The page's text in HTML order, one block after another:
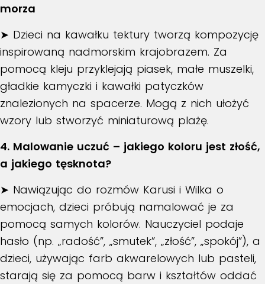
morza
➤ Dzieci na kawałku tektury tworzą kompozycję
inspirowaną nadmorskim krajobrazem. Za
pomocą kleju przyklejają piasek, małe muszelki,
gładkie kamyczki i kawałki patyczków
znalezionych na spacerze. Mogą z nich ułożyć
wzory lub stworzyć miniaturową plażę.
4. Malowanie uczuć – jakiego koloru jest złość,
a jakiego tęsknota?
➤ Nawiązując do rozmów Karusi i Wilka o
emocjach, dzieci próbują namalować je za
pomocą samych kolorów. Nauczyciel podaje
hasło (np. „radość”, „smutek”, „złość”, „spokój”), a
dzieci, używając farb akwarelowych lub pasteli,
starają się za pomocą barw i kształtów oddać